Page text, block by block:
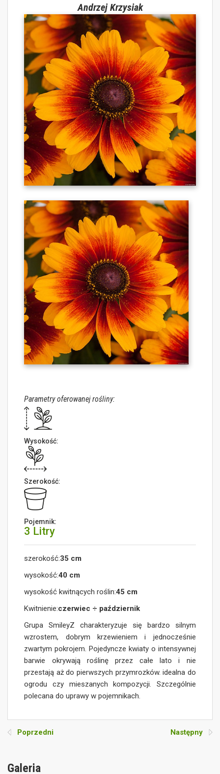
Andrzej Krzysiak
Parametry oferowanej rośliny:
Wysokość:
Szerokość:
Pojemnik:
3 Litry
szerokość:35 cm
wysokość:40 cm
wysokość kwitnących roślin:45 cm
Kwitnienie:czerwiec ÷ październik
Grupa SmileyZ charakteryzuje się bardzo silnym
wzrostem, dobrym krzewieniem i jednocześnie
zwartym pokrojem. Pojedyncze kwiaty o intensywnej
barwie okrywają roślinę przez całe lato i nie
przestają aż do pierwszych przymrozków. idealna do
ogrodu czy mieszanych kompozycji. Szczególnie
polecana do uprawy w pojemnikach.
Poprzedni Następny
Galeria